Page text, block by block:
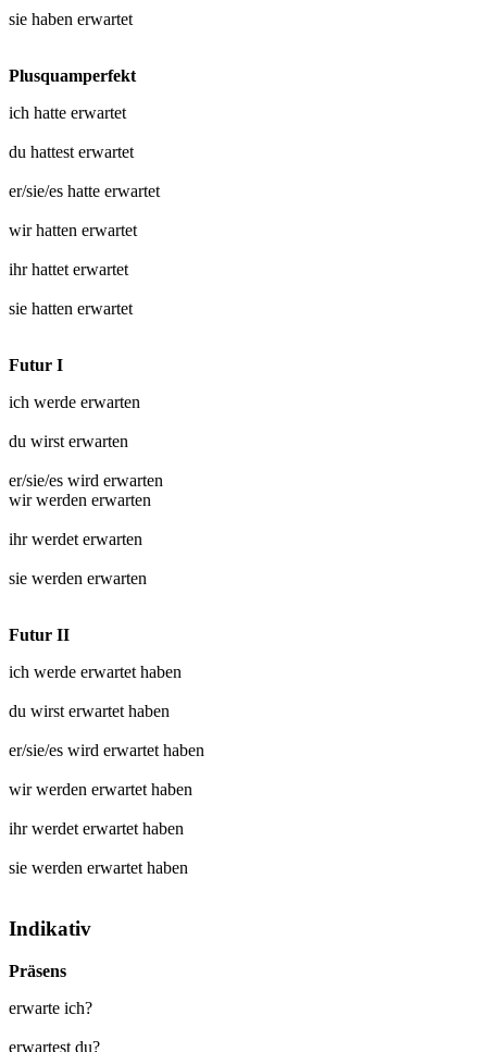
sie haben erwartet
Plusquamperfekt
ich hatte erwartet
du hattest erwartet
er/sie/es hatte erwartet
wir hatten erwartet
ihr hattet erwartet
sie hatten erwartet
Futur I
ich werde erwarten
du wirst erwarten
er/sie/es wird erwarten
wir werden erwarten
ihr werdet erwarten
sie werden erwarten
Futur II
ich werde erwartet haben
du wirst erwartet haben
er/sie/es wird erwartet haben
wir werden erwartet haben
ihr werdet erwartet haben
sie werden erwartet haben
Indikativ
Präsens
erwarte ich?
erwartest du?